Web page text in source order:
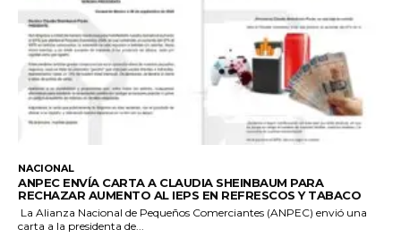
NACIONAL
ANPEC ENVÍA CARTA A CLAUDIA SHEINBAUM PARA
RECHAZAR AUMENTO AL IEPS EN REFRESCOS Y TABACO
La Alianza Nacional de Pequeños Comerciantes (ANPEC) envió una
carta a la presidenta de...